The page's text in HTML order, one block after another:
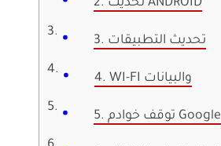
2. تحديث ANDROID
3. تحديث التطبيقات
4. WI-FI والبيانات
5. توقف خوادم Google